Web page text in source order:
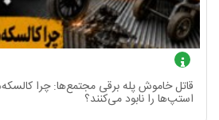
قاتل خاموش پله برقی مجتمع‌ها: چرا
استپ‌ها را نابود می‌کنند؟